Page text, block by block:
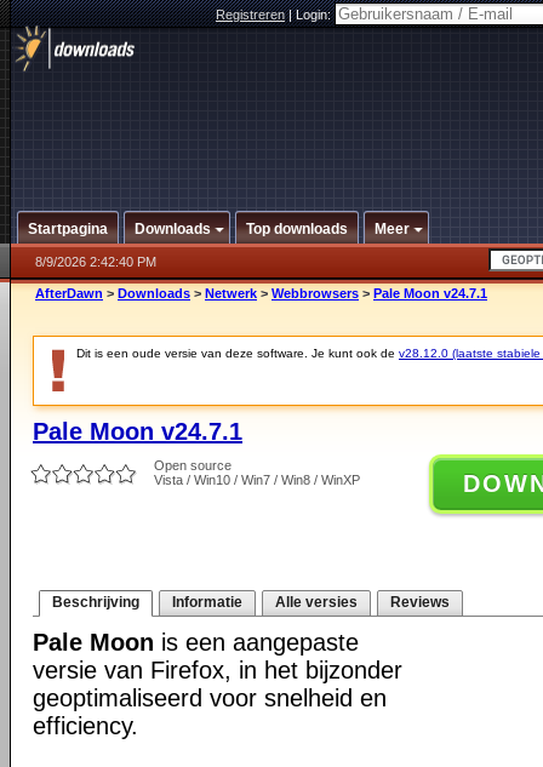
Registreren|Login:
Startpagina Downloads Top downloads Meer
8/9/2026 2:42:40 PM
AfterDawn > Downloads > Netwerk > Webbrowsers > Pale Moon v24.7.1
Dit is een oude versie van deze software. Je kunt ook de v28.12.0 (laatste stabiele
Pale Moon v24.7.1
Open source
Vista / Win10 / Win7 / Win8 / WinXP
Beschrijving Informatie Alle versies Reviews
Pale Moon is een aangepaste
versie van Firefox, in het bijzonder
geoptimaliseerd voor snelheid en
efficiency.